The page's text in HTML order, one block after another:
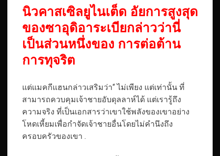
นิวคาสเซิลยูไนเต็ด อัยการสูงสุด
ของซาอุดิอาระเบียกล่าวว่านี่
เป็นส่วนหนึ่งของ การต่อต้าน
การทุจริต
แต่แมคกีแฮนกล่าวเสริมว่า“ ไม่เพียง แต่เท่านั้น ที่
สามารถควบคุมเจ้าชายอับดุลลาห์ได้ แต่เรารู้ถึง
ความจริง ที่เป็นเอกสารว่าเขาใช้พลังของเขาอย่าง
โหดเหี้ยมเพื่อกำจัดเจ้าชายอื่นโดยไม่คำนึงถึง
ครอบครัวของเขา .